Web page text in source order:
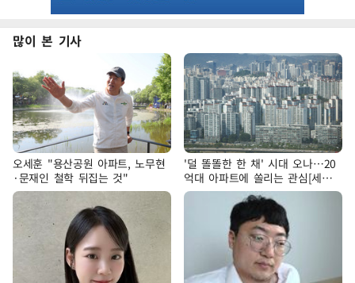
많이 본 기사
오세훈 "용산공원 아파트, 노무현
·문재인 철학 뒤집는 것"
'덜 똘똘한 한 채' 시대 오나…20
억대 아파트에 쏠리는 관심[세제
개편, 그 이후②]